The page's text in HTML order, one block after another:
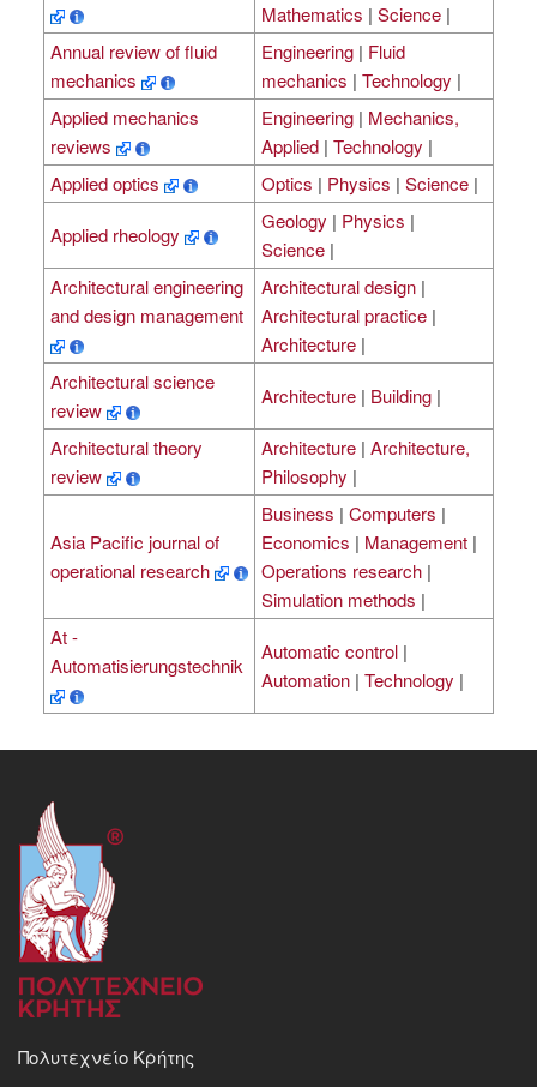
Mathematics | Science |
Annual review of fluid
mechanics
Engineering | Fluid
mechanics | Technology |
Applied mechanics
reviews
Engineering | Mechanics,
Applied | Technology |
Applied optics
Optics | Physics | Science |
Applied rheology
Geology | Physics |
Science |
Architectural engineering
and design management
Architectural design |
Architectural practice |
Architecture |
Architectural science
review
Architecture | Building |
Architectural theory
review
Architecture | Architecture,
Philosophy |
Asia Pacific journal of
operational research
Business | Computers |
Economics | Management |
Operations research |
Simulation methods |
At -
Automatisierungstechnik
Automatic control |
Automation | Technology |
Πολυτεχνείο Κρήτης